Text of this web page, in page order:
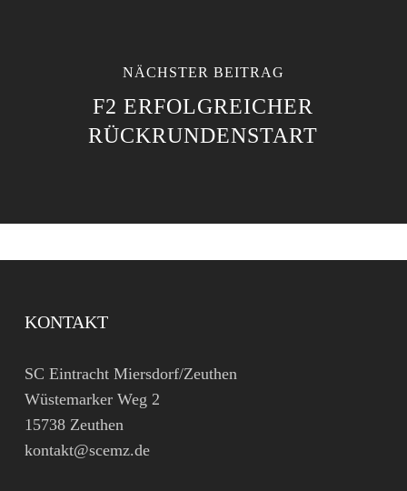
NÄCHSTER BEITRAG
F2 ERFOLGREICHER
RÜCKRUNDENSTART
KONTAKT
SC Eintracht Miersdorf/Zeuthen
Wüstemarker Weg 2
15738 Zeuthen
kontakt@scemz.de